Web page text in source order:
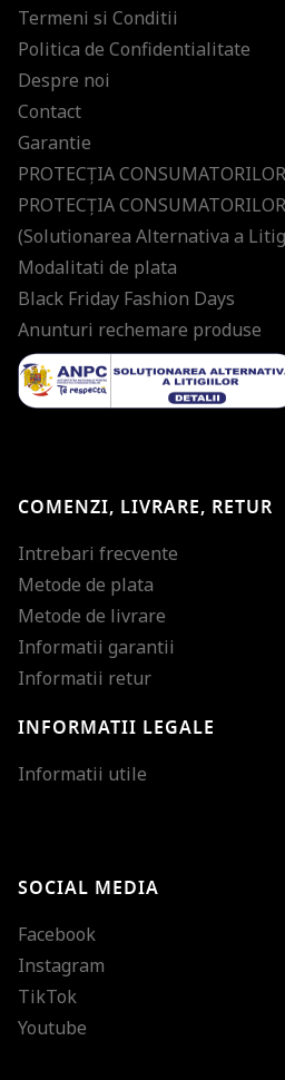
Termeni si Conditii
Politica de Confidentialitate
Despre noi
Contact
Garantie
PROTECŢIA CONSUMATORILOR
PROTECŢIA
(Solutionarea Alternativa a
Modalitati de plata
Black Friday Fashion Days
Anunturi rechemare produse
COMENZI, LIVRARE, RETUR
Intrebari frecvente
Metode de plata
Metode de livrare
Informatii garantii
Informatii retur
INFORMATII LEGALE
Informatii utile
SOCIAL MEDIA
Facebook
Instagram
TikTok
Youtube